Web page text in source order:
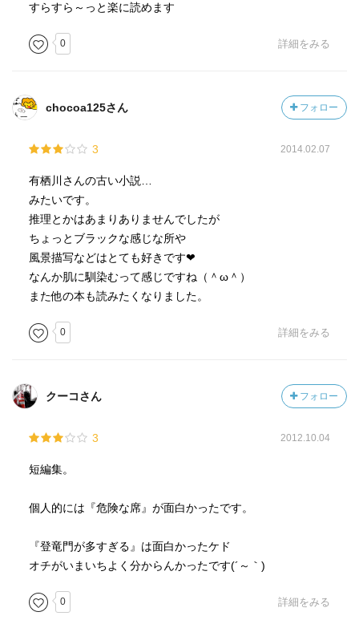
すらすら～っと楽に読めます
0 詳細をみる
chocoa125さん フォロー
3 2014.02.07
有栖川さんの古い小説…
みたいです。
推理とかはあまりありませんでしたが
ちょっとブラックな感じな所や
風景描写などはとても好きです❤︎
なんか肌に馴染むって感じですね（＾ω＾）
また他の本も読みたくなりました。
0 詳細をみる
クーコさん フォロー
3 2012.10.04
短編集。
個人的には『危険な席』が面白かったです。
『登竜門が多すぎる』は面白かったケド
オチがいまいちよく分からんかったです(´～｀)
0 詳細をみる